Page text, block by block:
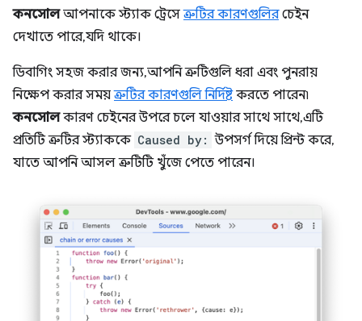
কনসোলআপনাকে স্ট্যাক ট্রেসেত্রুটির কারণগুলিরচেইন
দেখাতে পারে, যদি থাকে।
ডিবাগিং সহজ করার জন্য, আপনি ত্রুটিগুলি ধরা এবং পুনরায়
নিক্ষেপ করার সময়ত্রুটির কারণগুলি নির্দিষ্টকরতে পারেন৷
কনসোলকারণ চেইনের উপরে চলে যাওয়ার সাথে সাথে, এটি
প্রতিটি ত্রুটির স্ট্যাককে Caused by: উপসর্গ দিয়ে প্রিন্ট করে,
যাতে আপনি আসল ত্রুটিটি খুঁজে পেতে পারেন।